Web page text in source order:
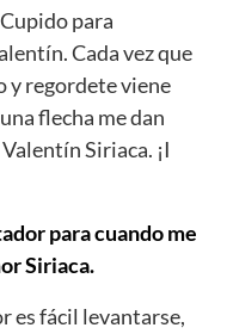
para
Cada vez que
y regordete viene
flecha me dan
Siriaca. ¡I
para cuando me
Siriaca.
es fácil levantarse,